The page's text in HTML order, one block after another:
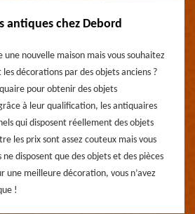
antiques chez Debord
une nouvelle maison mais vous souhaitez
décorations par des objets anciens ?
pour obtenir des objets
à leur qualification, les antiquaires
qui disposent réellement des objets
les prix sont assez couteux mais vous
disposent que des objets et des pièces
une meilleure décoration, vous n’avez
!